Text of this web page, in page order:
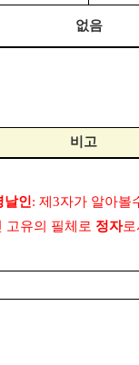
없음
비고
날인: 제 3자가 알아볼
고유의 필체로 정자로